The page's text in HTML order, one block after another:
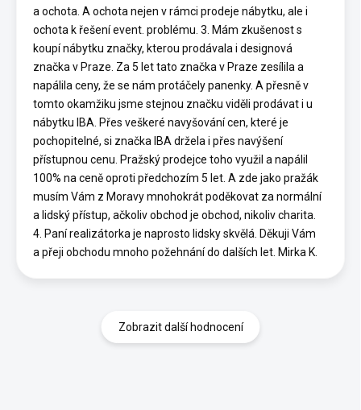
a ochota. A ochota nejen v rámci prodeje nábytku, ale i
ochota k řešení event. problému. 3. Mám zkušenost s
koupí nábytku značky, kterou prodávala i designová
značka v Praze. Za 5 let tato značka v Praze zesílila a
napálila ceny, že se nám protáčely panenky. A přesně v
tomto okamžiku jsme stejnou značku viděli prodávat i u
nábytku IBA. Přes veškeré navyšování cen, které je
pochopitelné, si značka IBA držela i přes navýšení
přístupnou cenu. Pražský prodejce toho využil a napálil
100% na ceně oproti předchozím 5 let. A zde jako pražák
musím Vám z Moravy mnohokrát poděkovat za normální
a lidský přístup, ačkoliv obchod je obchod, nikoliv charita.
4. Paní realizátorka je naprosto lidsky skvělá. Děkuji Vám
a přeji obchodu mnoho požehnání do dalších let. Mirka K.
Zobrazit další hodnocení